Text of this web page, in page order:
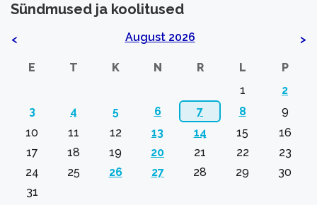
Sündmused ja koolitused
< August 2026 >
E T K N R L
P
1
2
3
4 5 6 7 8
9
10
11 12 13 14 15
16
17
18 19 20 21 22
23
24
25 26 27 28 29
30
31